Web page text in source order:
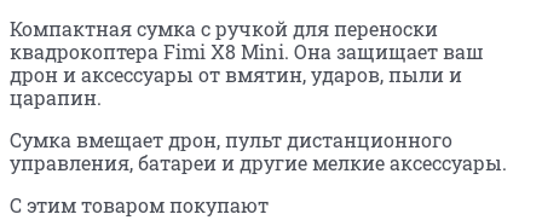
Компактная сумка с ручкой для переноски
квадрокоптера Fimi X8 Mini. Она защищает ваш
дрон и аксессуары от вмятин, ударов, пыли и
царапин.
Сумка вмещает дрон, пульт дистанционного
управления, батареи и другие мелкие аксессуары.
С этим товаром покупают